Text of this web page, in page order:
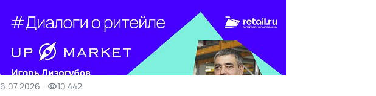
6.07.2026 10 442